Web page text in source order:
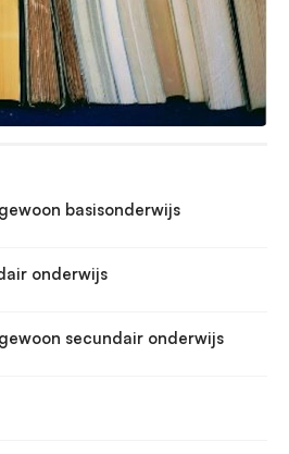
basisonderwijs
onderwijs
secundair onderwijs